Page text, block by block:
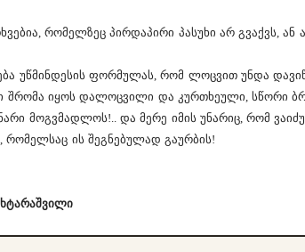
რომელზეც პირდაპირი პასუხი არ გვაქვს, ან
უწმინდესის ფორმულას, რომ ლოცვით უნდა
შრომა იყოს დალოცვილი და კურთხეული, სწორი
მოგვმადლოს!.. და მერე იმის უნარიც, რომ
რომელსაც ის შეგნებულად გაურბის!